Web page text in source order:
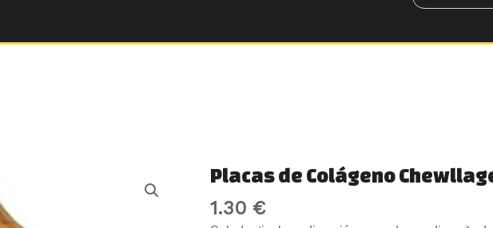
Placas de Colágeno
1.30 €
Placas
Colágeno